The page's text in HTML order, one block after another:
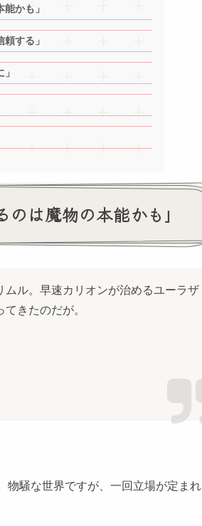
かも」
する」
は魔物の本能かも」
ル。早速カリオンが治めるユーラザ
きたのだが。
物騒な世界ですが、一回立場が定まれ